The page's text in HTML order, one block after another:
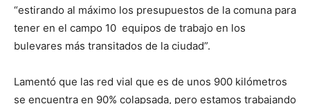
“estirando al máximo los presupuestos de la comuna para
tener en el campo 10 equipos de trabajo en los
bulevares más transitados de la ciudad”.
Lamentó que las red vial que es de unos 900 kilómetros
se encuentra en 90% colapsada, pero estamos trabajando